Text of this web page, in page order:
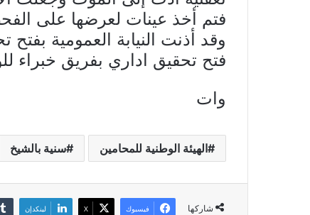
فتم أخذ عينات لعرضها على
وقد أذنت النيابة العمومية
فتح تحقيق اداري بفريق خبراء
وات
الهيئة الوطنية للمحامين سنية بالشيخ
شاركها فيسبوك X لينكدإن